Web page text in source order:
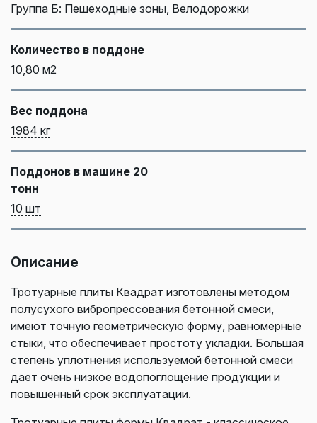
Группа Б: Пешеходные зоны, Велодорожки
Количество в поддоне
10,80 м2
Вес поддона
1984 кг
Поддонов в машине 20
тонн
10 шт
Описание
Тротуарные плиты Квадрат изготовлены методом
полусухого вибропрессования бетонной смеси,
имеют точную геометрическую форму, равномерные
стыки, что обеспечивает простоту укладки. Большая
степень уплотнения используемой бетонной смеси
дает очень низкое водопоглощение продукции и
повышенный срок эксплуатации.